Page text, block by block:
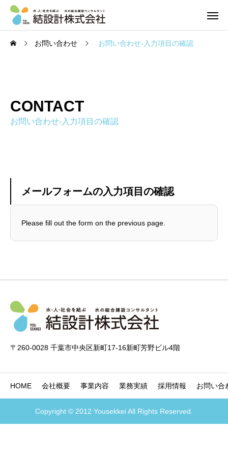
お問い合わせ お問い合わせ-入力項目の確認
CONTACT
お問い合わせ-入力項目の確認
メールフォームの入力項目の確認
Please fill out the form on the previous page.
〒260-0028 千葉市中央区新町17-16新町芳野ビル4階
HOME 会社概要 事業内容 業務実績 採用情報 お問い合
Copyright © 2012 Yousekkei All Rights Reserved.